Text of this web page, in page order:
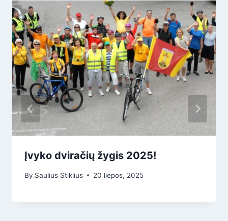
Įvyko dviračių žygis 2025!
By Saulius Stiklius 20 liepos, 2025